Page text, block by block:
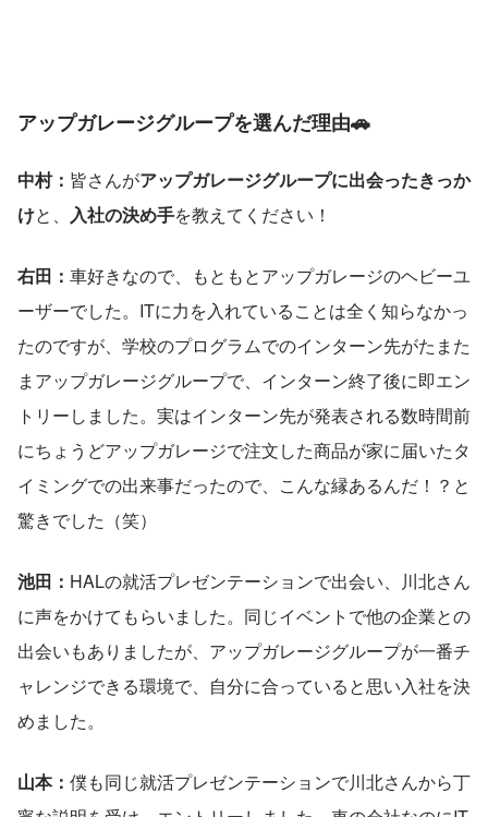
アップガレージグループを選んだ理由🚗
中村： 皆さんがアップガレージグループに出会ったきっか
けと、 入社の決め手を教えてください！
右田： 車好きなので、もともとアップガレージのヘビーユ
ーザーでした。ITに力を入れていることは全く知らなかっ
たのですが、学校のプログラムでのインターン先がたまた
まアップガレージグループで、インターン終了後に即エン
トリーしました。実はインターン先が発表される数時間前
にちょうどアップガレージで注文した商品が家に届いたタ
イミングでの出来事だったので、こんな縁あるんだ！？と
驚きでした（笑）
池田： HALの就活プレゼンテーションで出会い、川北さん
に声をかけてもらいました。同じイベントで他の企業との
出会いもありましたが、アップガレージグループが一番チ
ャレンジできる環境で、自分に合っていると思い入社を決
めました。
山本： 僕も同じ就活プレゼンテーションで川北さんから丁